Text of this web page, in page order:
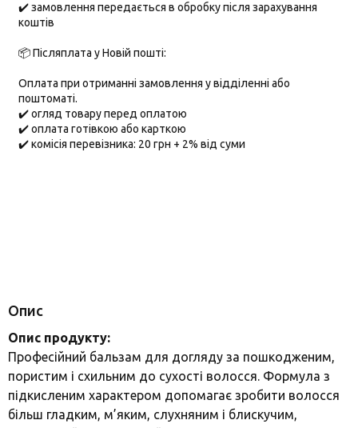
✔️ замовлення передається в обробку після зарахування
коштів
📦 Післяплата у Новій пошті:
Оплата при отриманні замовлення у відділенні або
поштоматі.
✔️ огляд товару перед оплатою
✔️ оплата готівкою або карткою
✔️ комісія перевізника: 20 грн + 2% від суми
Опис
Опис продукту:
Професійний бальзам для догляду за пошкодженим,
пористим і схильним до сухості волосся. Формула з
підкисленим характером допомагає зробити волосся
більш гладким, м’яким, слухняним і блискучим,